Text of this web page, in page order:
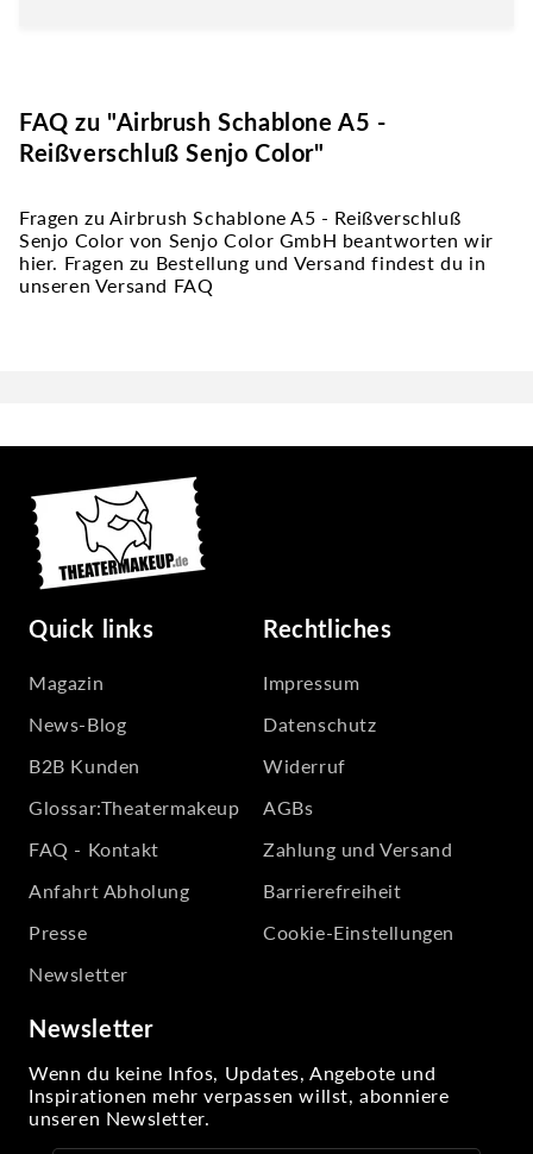
FAQ zu "Airbrush Schablone A5 -
Reißverschluß Senjo Color"
Fragen zu Airbrush Schablone A5 - Reißverschluß
Senjo Color von Senjo Color GmbH beantworten wir
hier. Fragen zu Bestellung und Versand findest du in
unseren Versand FAQ
Quick links
Magazin
News-Blog
B2B Kunden
Glossar:Theatermakeup
FAQ - Kontakt
Anfahrt Abholung
Presse
Newsletter
Rechtliches
Impressum
Datenschutz
Widerruf
AGBs
Zahlung und Versand
Barrierefreiheit
Cookie-Einstellungen
Newsletter
Wenn du keine Infos, Updates, Angebote und
Inspirationen mehr verpassen willst, abonniere
unseren Newsletter.